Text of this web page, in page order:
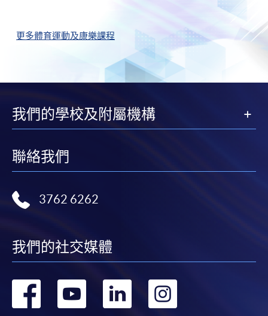
更多體育運動及康樂課程
我們的學校及附屬機構
聯絡我們
3762 6262
我們的社交媒體
轉 轉 轉 轉